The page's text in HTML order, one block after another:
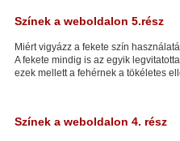
Színek a weboldalon 5.rész
Miért vigyázz a fekete szín
A fekete mindig is az egyik
ezek mellett a fehérnek a tökéletes
Színek a weboldalon 4. rész